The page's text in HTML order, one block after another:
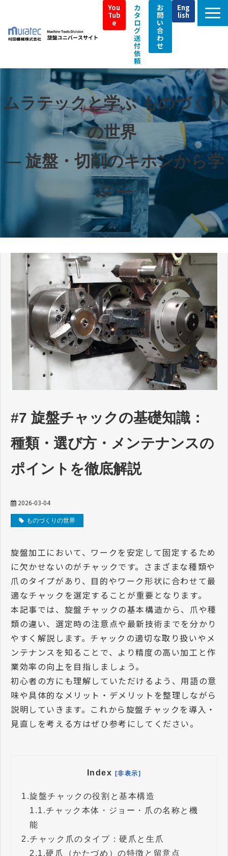
You
Tub
e
カ
タ
ロ
グ
送
付
依
頼
お
問
い
合
わ
せ
Eng
lish
TOP
ムラテックの強み
製品特長
即納機
導入事例／Customer Interview
補助金・税制支援情報
アフターサポート
イベント情報
ムラテックと学ぶ ものづくり
の世界
— 旋盤・切削のキホンから学
ぶ —
#7 旋盤チャックの基礎知識：
種類・選び方・メンテナンスの
ポイントを徹底解説
2026-03-04
ものづくりの世界
旋盤加工において、ワークを安定して固定するため
に欠かせないのがチャックです。さまざまな種類や
爪のタイプがあり、目的やワーク形状に合わせて最
適なチャックを選定することが重要となります。
本記事では、旋盤チャックの基本構造から、爪や種
類の違い、選定時の注意点や最新技術までを分かり
やすく解説します。チャックの適切な取り扱いやメ
ンテナンスを知ることで、より精度の高い加工と作
業効率の向上を目指しましょう。
初心者の方にも理解していただけるよう、用語の意
味や具体的なメリット・デメリットを整理しながら
説明していきます。これから旋盤チャックを導入・
見直しを考える方はぜひ参考にしてください。
Index [非表示]
1.旋盤チャックの役割と基本構造
1.1.チャック本体・ジョー・爪の名称と機
能
2.チャック爪のタイプ：硬爪と生爪
2.1.硬爪（かたづめ）の特徴と留意点